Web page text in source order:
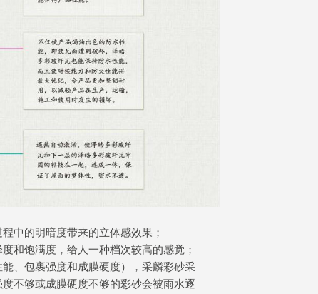
中的明暗度带来的立体感效果；
和饱满度，给人一种档次较高的感觉；
、包裹强度和成膜硬度），采麟彩砂采
不够或成膜硬度不够的彩砂会被雨水逐